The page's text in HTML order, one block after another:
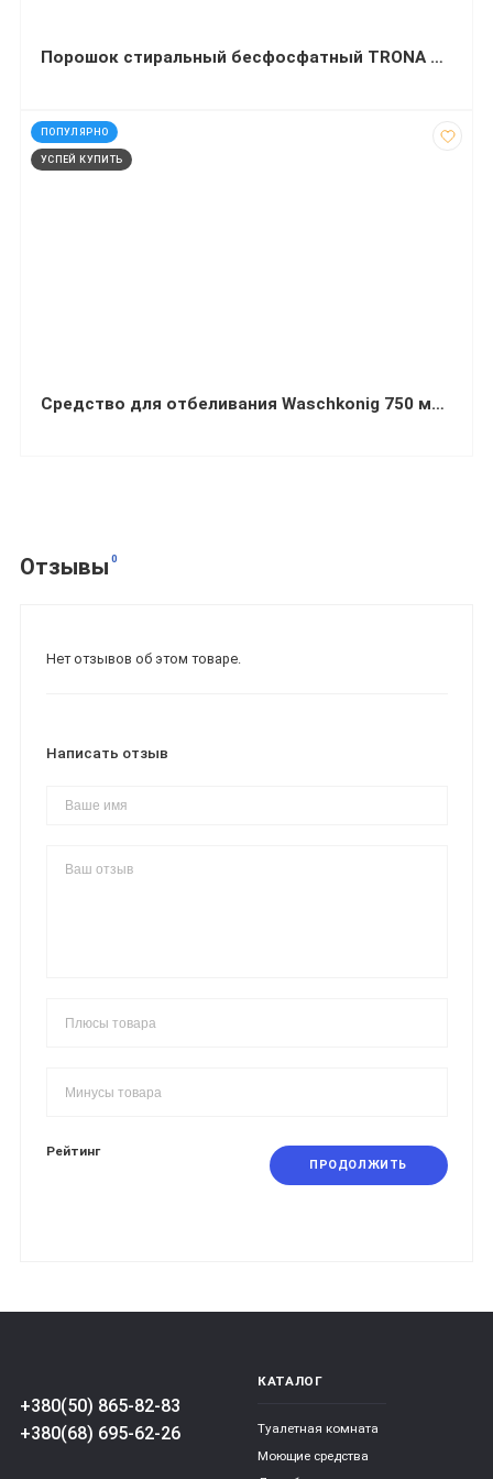
Порошок стиральный бесфосфатный TRONA Sensitive 0,5 кг
ПОПУЛЯРНО
УСПЕЙ КУПИТЬ
код: 21666
Средство для отбеливания Waschkonig 750 мл (порошок) OXY
Отзывы 0
Нет отзывов об этом товаре.
Написать отзыв
Рейтинг
ПРОДОЛЖИТЬ
+380(50) 865-82-83
+380(68) 695-62-26
КАТАЛОГ
Туалетная комната
Моющие средства